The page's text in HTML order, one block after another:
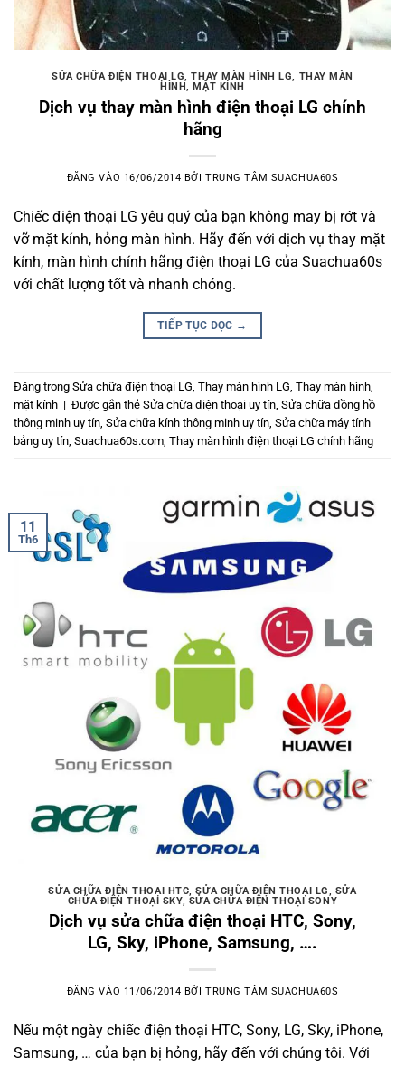
SỬA CHỮA ĐIỆN THOẠI LG,THAY MÀN HÌNH LG, THAY MÀN
HÌNH, MẶT KÍNH
Dịch vụ thay màn hình điện thoại LG chính
hãng
ĐĂNG VÀO 16/06/2014 BỞITRUNG TÂM SUACHUA60S
Chiếc điện thoại LG yêu quý của bạn không may bị rớt và
vỡ mặt kính, hỏng màn hình. Hãy đến với dịch vụ thay mặt
kính, màn hình chính hãng điện thoại LG của Suachua60s
với chất lượng tốt và nhanh chóng.
TIẾP TỤC ĐỌC →
Đăng trong Sửa chữa điện thoại LG, Thay màn hình LG, Thay màn hình,
mặt kính | Được gắn thẻ Sửa chữa điện thoại uy tín, Sửa chữa đồng hồ
thông minh uy tín, Sửa chữa kính thông minh uy tín, Sửa chữa máy tính
bảng uy tín, Suachua60s.com, Thay màn hình điện thoại LG chính hãng
11
Th6
SỬA CHỮA ĐIỆN THOẠI HTC,SỬA CHỮA ĐIỆN THOẠI LG, SỬA
CHỮA ĐIỆN THOẠI SKY, SỬA CHỮA ĐIỆN THOẠI SONY
Dịch vụ sửa chữa điện thoại HTC, Sony,
LG, Sky, iPhone, Samsung, ….
ĐĂNG VÀO 11/06/2014 BỞITRUNG TÂM SUACHUA60S
Nếu một ngày chiếc điện thoại HTC, Sony, LG, Sky, iPhone,
Samsung, … của bạn bị hỏng, hãy đến với chúng tôi. Với